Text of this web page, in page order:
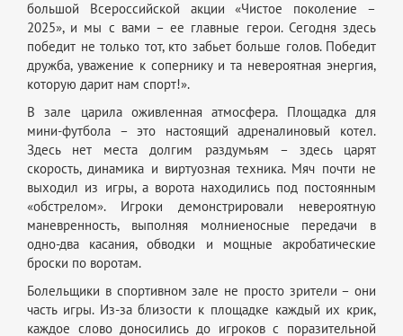
большой Всероссийской акции «Чистое поколение –
2025», и мы с вами – ее главные герои. Сегодня здесь
победит не только тот, кто забьет больше голов. Победит
дружба, уважение к сопернику и та невероятная энергия,
которую дарит нам спорт!».
В зале царила оживленная атмосфера. Площадка для
мини-футбола – это настоящий адреналиновый котел.
Здесь нет места долгим раздумьям – здесь царят
скорость, динамика и виртуозная техника. Мяч почти не
выходил из игры, а ворота находились под постоянным
«обстрелом». Игроки демонстрировали невероятную
маневренность, выполняя молниеносные передачи в
одно-два касания, обводки и мощные акробатические
броски по воротам.
Болельщики в спортивном зале не просто зрители – они
часть игры. Из-за близости к площадке каждый их крик,
каждое слово доносились до игроков с поразительной